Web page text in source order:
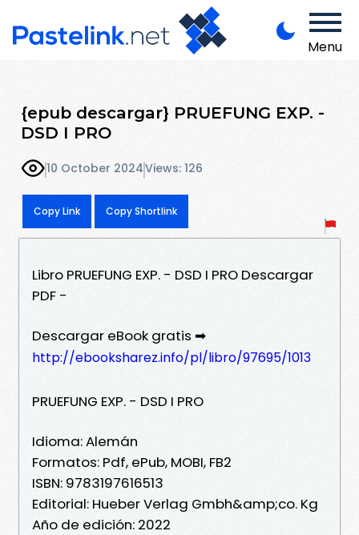
Menu
{epub descargar} PRUEFUNG EXP. -
DSD I PRO
10 October 2024Views: 126
Copy Link Copy Shortlink
Libro PRUEFUNG EXP. - DSD I PRO Descargar
PDF -
Descargar eBook gratis ➡
http://ebooksharez.info/pl/libro/97695/1013
PRUEFUNG EXP. - DSD I PRO
Idioma: Alemán
Formatos: Pdf, ePub, MOBI, FB2
ISBN: 9783197616513
Editorial: Hueber Verlag Gmbh&amp;co. Kg
Año de edición: 2022